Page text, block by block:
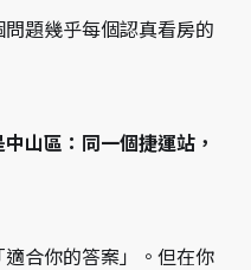
題幾乎每個認真看房的
山區：同一個捷運站，
合你的答案」。但在你